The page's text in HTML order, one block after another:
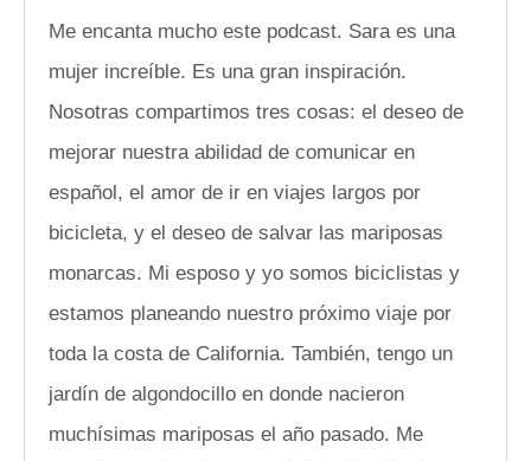
Me encanta mucho este podcast. Sara es una
mujer increíble. Es una gran inspiración.
Nosotras compartimos tres cosas: el deseo de
mejorar nuestra abilidad de comunicar en
español, el amor de ir en viajes largos por
bicicleta, y el deseo de salvar las mariposas
monarcas. Mi esposo y yo somos biciclistas y
estamos planeando nuestro próximo viaje por
toda la costa de California. También, tengo un
jardín de algondocillo en donde nacieron
muchísimas mariposas el año pasado. Me